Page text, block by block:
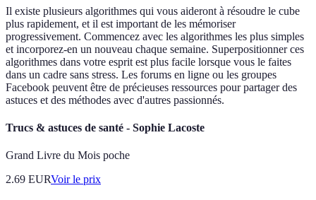
Il existe plusieurs algorithmes qui vous aideront à résoudre le cube
plus rapidement, et il est important de les mémoriser
progressivement. Commencez avec les algorithmes les plus simples
et incorporez-en un nouveau chaque semaine. Superpositionner ces
algorithmes dans votre esprit est plus facile lorsque vous le faites
dans un cadre sans stress. Les forums en ligne ou les groupes
Facebook peuvent être de précieuses ressources pour partager des
astuces et des méthodes avec d'autres passionnés.
Trucs & astuces de santé - Sophie Lacoste
Grand Livre du Mois poche
2.69 EURVoir le prix